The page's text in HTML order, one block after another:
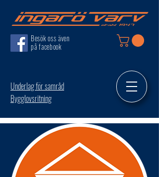
Besök oss även
på facebook
Underlag för samråd
Bygglovsritning